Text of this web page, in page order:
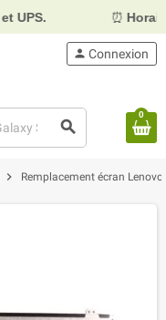
Horaires :
search
person Connexion
0
chevron_right Remplacement écran